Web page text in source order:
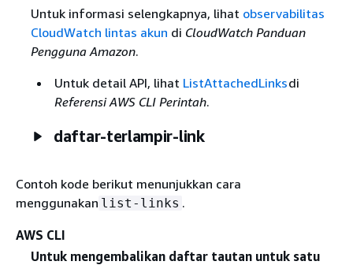
Untuk informasi selengkapnya, lihat observabilitas
CloudWatch lintas akun di CloudWatch Panduan
Pengguna Amazon.
Untuk detail API, lihat ListAttachedLinksdi
Referensi AWS CLI Perintah.
daftar-terlampir-link
Contoh kode berikut menunjukkan cara
menggunakan list-links .
AWS CLI
Untuk mengembalikan daftar tautan untuk satu